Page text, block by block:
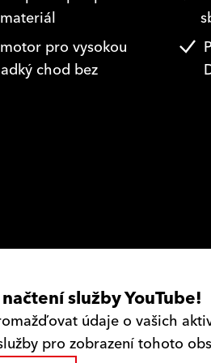
pro vysokou
chod bez
služby YouTube!
údaje o vašich
pro zobrazení tohoto